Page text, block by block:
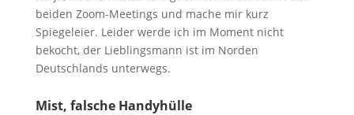
beiden Zoom-Meetings und mache mir kurz
Spiegeleier. Leider werde ich im Moment nicht
bekocht, der Lieblingsmann ist im Norden
Deutschlands unterwegs.
Mist, falsche Handyhülle